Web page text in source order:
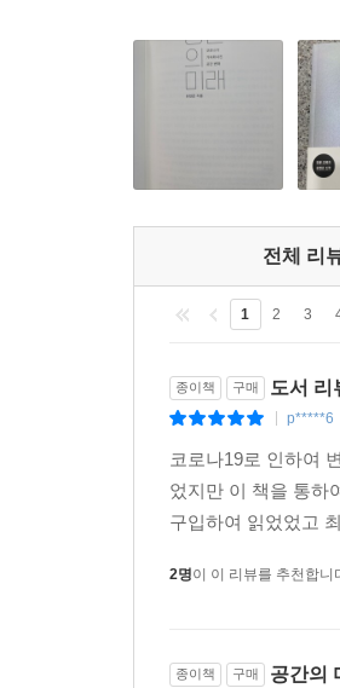
저자가 제시한 가까운
선형 공원, 분산된 거점
실생활 공간부터 간접
될까 싶은 이야기도 있
소수를 위한 디스토피아
전체 리
1 2 3
종이책 구매 도서 리
p*****6
코로나19로 인하여
었지만 이 책을 통하
구입하여 읽었었고
2명이 이 리뷰를 추천합니
종이책 구매 공간의